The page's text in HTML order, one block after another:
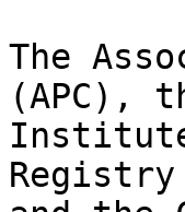
The
(APC),